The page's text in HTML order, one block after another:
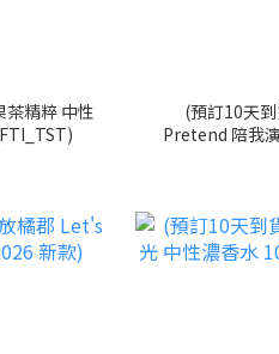
精粹 中性
(預訂10天
Pretend 陪我